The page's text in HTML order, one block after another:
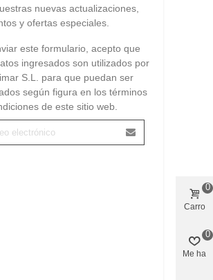
nuevas actualizaciones,
y ofertas especiales.
este formulario, acepto que
ingresados son utilizados por
S.L. para que puedan ser
según figura en los términos
de este sitio web.
Carro
0
Me ha
0